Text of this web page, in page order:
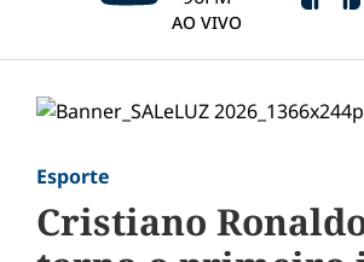
AO VIVO
Esporte
Cristiano